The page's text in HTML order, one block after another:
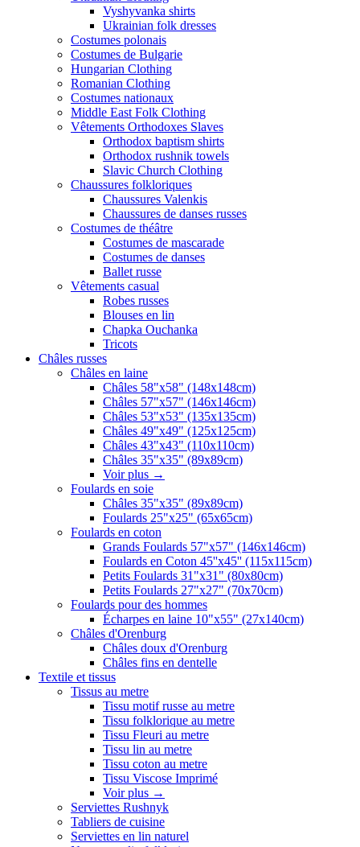
Vyshyvanka shirts
Ukrainian folk dresses
Costumes polonais
Costumes de Bulgarie
Hungarian Clothing
Romanian Clothing
Costumes nationaux
Middle East Folk Clothing
Vêtements Orthodoxes Slaves
Orthodox baptism shirts
Orthodox rushnik towels
Slavic Church Clothing
Chaussures folkloriques
Chaussures Valenkis
Chaussures de danses russes
Costumes de théâtre
Costumes de mascarade
Costumes de danses
Ballet russe
Vêtements casual
Robes russes
Blouses en lin
Chapka Ouchanka
Tricots
Châles russes
Châles en laine
Châles 58"x58" (148x148cm)
Châles 57"x57" (146x146cm)
Châles 53"x53" (135x135cm)
Châles 49"x49" (125x125cm)
Châles 43"x43" (110x110cm)
Châles 35"x35" (89x89cm)
Voir plus →
Foulards en soie
Châles 35"x35" (89x89cm)
Foulards 25"x25" (65x65cm)
Foulards en coton
Grands Foulards 57"x57" (146x146cm)
Foulards en Coton 45''x45'' (115x115cm)
Petits Foulards 31"x31" (80x80cm)
Petits Foulards 27"x27" (70x70cm)
Foulards pour des hommes
Écharpes en laine 10"x55" (27x140cm)
Châles d'Orenburg
Châles doux d'Orenburg
Châles fins en dentelle
Textile et tissus
Tissus au metre
Tissu motif russe au metre
Tissu folklorique au metre
Tissu Fleuri au metre
Tissu lin au metre
Tissu coton au metre
Tissu Viscose Imprimé
Voir plus →
Serviettes Rushnyk
Tabliers de cuisine
Serviettes en lin naturel